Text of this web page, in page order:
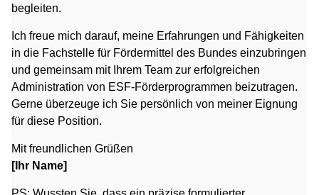
begleiten.
Ich freue mich darauf, meine Erfahrungen und Fähigkeiten
in die Fachstelle für Fördermittel des Bundes einzubringen
und gemeinsam mit Ihrem Team zur erfolgreichen
Administration von ESF-Förderprogrammen beizutragen.
Gerne überzeuge ich Sie persönlich von meiner Eignung
für diese Position.
Mit freundlichen Grüßen
[Ihr Name]